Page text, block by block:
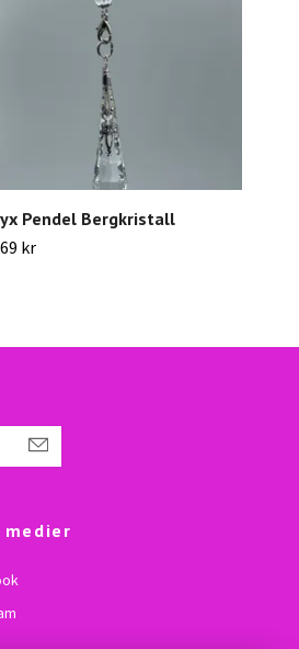
Pendel Bergkristall
kr
medier